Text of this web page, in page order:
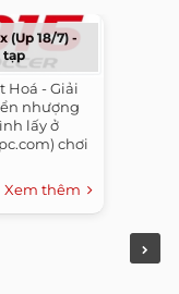
(Up 18/7) -
tạp
Hoá - Giải
nhượng
lấy ở
chơi
Xem thêm